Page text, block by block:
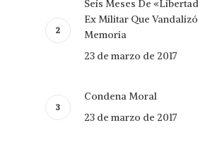
Seis Meses De
Ex Militar Que
Memoria
23 de marzo de 2017
Condena Moral
23 de marzo de 2017